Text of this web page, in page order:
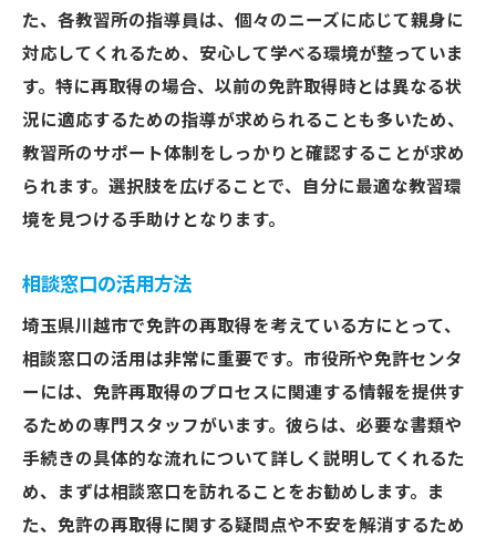
た、各教習所の指導員は、個々のニーズに応じて親身に
対応してくれるため、安心して学べる環境が整っていま
す。特に再取得の場合、以前の免許取得時とは異なる状
況に適応するための指導が求められることも多いため、
教習所のサポート体制をしっかりと確認することが求め
られます。選択肢を広げることで、自分に最適な教習環
境を見つける手助けとなります。
相談窓口の活用方法
埼玉県川越市で免許の再取得を考えている方にとって、
相談窓口の活用は非常に重要です。市役所や免許センタ
ーには、免許再取得のプロセスに関連する情報を提供す
るための専門スタッフがいます。彼らは、必要な書類や
手続きの具体的な流れについて詳しく説明してくれるた
め、まずは相談窓口を訪れることをお勧めします。ま
た、免許の再取得に関する疑問点や不安を解消するため